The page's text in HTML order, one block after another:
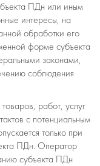
ПДн или иным
интересы, на
обработки его
форме субъекта
законами,
соблюдения
работ, услуг
с потенциальным
только при
ПДн. Оператор
субъекта ПДн